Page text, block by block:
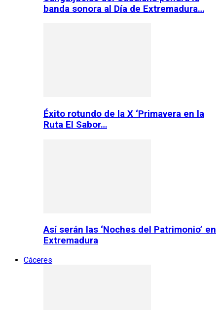
banda sonora al Día de Extremadura…
Éxito rotundo de la X ‘Primavera en la
Ruta El Sabor…
Así serán las ‘Noches del Patrimonio’ en
Extremadura
Cáceres